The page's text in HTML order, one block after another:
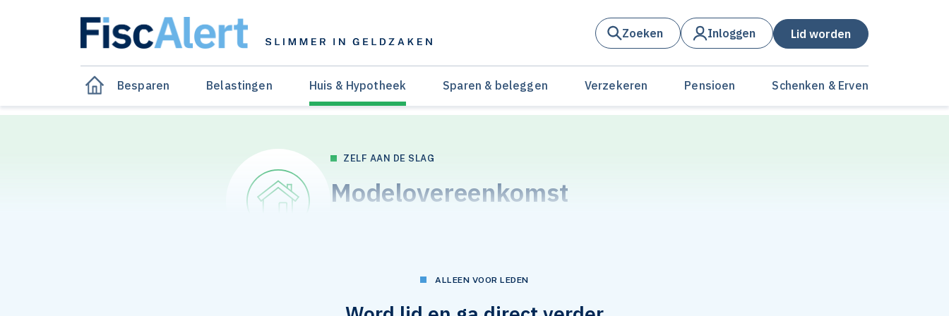
Zoeken Inloggen Lid worden
Besparen Belastingen Huis & Hypotheek Sparen & beleggen Verzekeren Pensioen Schenken & Erven
ZELF AAN DE SLAG
Modelovereenkomst
ALLEEN VOOR LEDEN